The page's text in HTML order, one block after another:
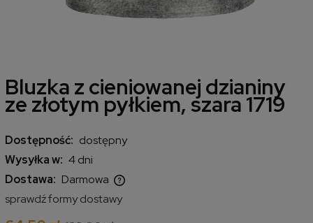
Bluzka z cieniowanej dzianiny
ze złotym pyłkiem, szara 1719
Dostępność: dostępny
Wysyłka w: 4 dni
Dostawa: Darmowa
Cena nie zawiera ewentualnych kosztów płatności
sprawdź formy dostawy